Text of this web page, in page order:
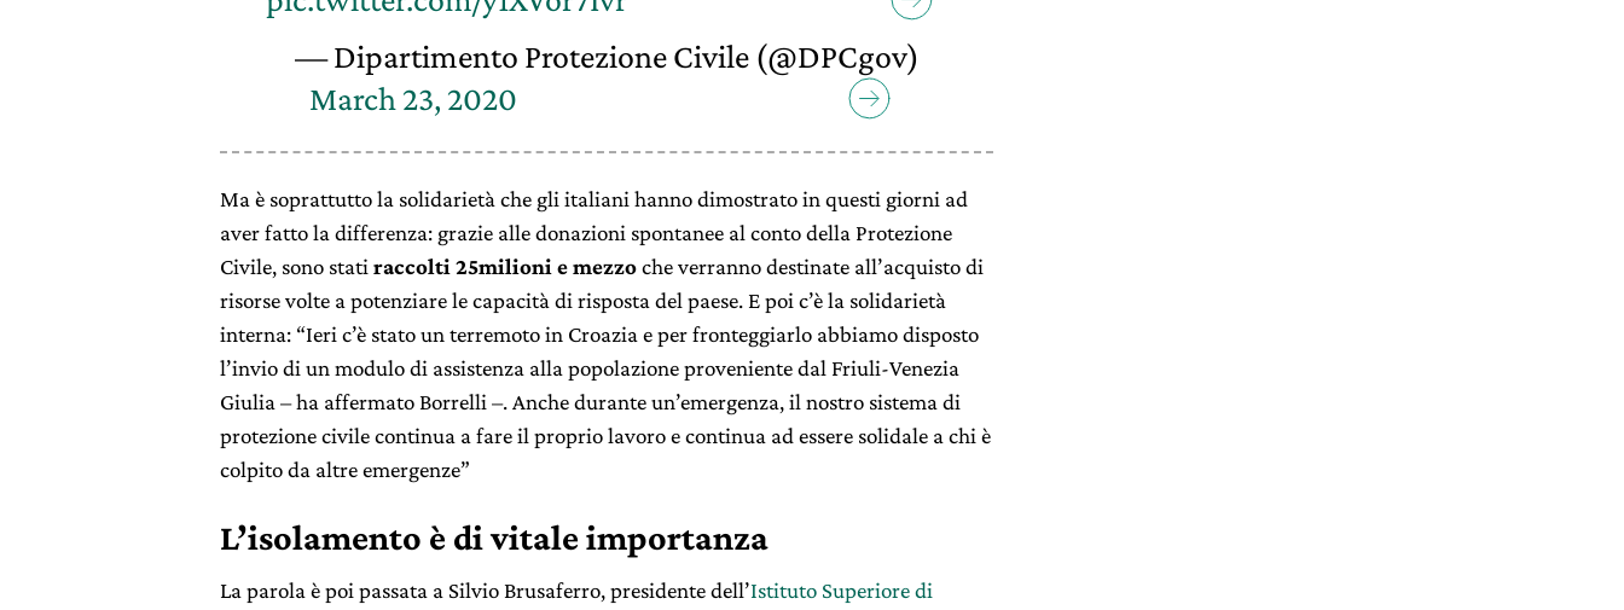
— Dipartimento Protezione Civile (@DPCgov)
March 23, 2020
Ma è soprattutto la solidarietà che gli italiani hanno dimostrato in questi giorni ad
aver fatto la differenza: grazie alle donazioni spontanee al conto della Protezione
Civile, sono stati raccolti 25milioni e mezzoche verranno destinate all’acquisto di
risorse volte a potenziare le capacità di risposta del paese. E poi c’è la solidarietà
interna: “Ieri c’è stato un terremoto in Croazia e per fronteggiarlo abbiamo disposto
l’invio di un modulo di assistenza alla popolazione proveniente dal Friuli-Venezia
Giulia – ha affermato Borrelli –. Anche durante un’emergenza, il nostro sistema di
protezione civile continua a fare il proprio lavoro e continua ad essere solidale a chi è
colpito da altre emergenze”
L’isolamento è di vitale importanza
La parola è poi passata a Silvio Brusaferro, presidente dell’Istituto Superiore di